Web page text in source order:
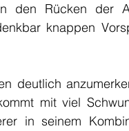
den Rücken der
knappen
deutlich
mit viel
in seinem